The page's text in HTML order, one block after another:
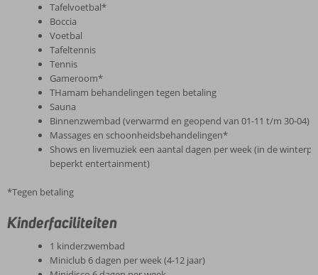
Tafelvoetbal*
Boccia
Voetbal
Tafeltennis
Tennis
Gameroom*
THamam behandelingen tegen betaling
Sauna
Binnenzwembad (verwarmd en geopend van 01-11 t/m 30-04)
Massages en schoonheidsbehandelingen*
Shows en livemuziek een aantal dagen per week (in de
beperkt entertainment)
*Tegen betaling
Kinderfaciliteiten
1 kinderzwembad
Miniclub 6 dagen per week (4-12 jaar)